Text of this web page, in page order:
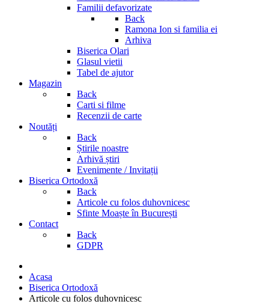
Familii defavorizate
Back
Ramona Ion si familia ei
Arhiva
Biserica Olari
Glasul vietii
Tabel de ajutor
Magazin
Back
Carti si filme
Recenzii de carte
Noutăți
Back
Știrile noastre
Arhivă știri
Evenimente / Invitații
Biserica Ortodoxă
Back
Articole cu folos duhovnicesc
Sfinte Moaște în București
Contact
Back
GDPR
Acasa
Biserica Ortodoxă
Articole cu folos duhovnicesc